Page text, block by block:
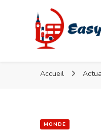
Easy
Easy
Accueil
MONDE